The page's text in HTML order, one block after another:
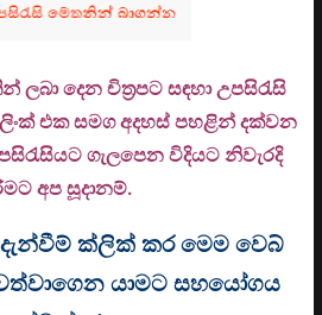
දෙන චිත්‍රපට සඳහා උපසිරැසි
එක සමග අදහස් පහළින් දක්වන
ගැලපෙන විදියට නිවැරදි
අප සූදානම්.
ක්ලික් කර මෙම වෙබ්
යාමට සහයෝගය